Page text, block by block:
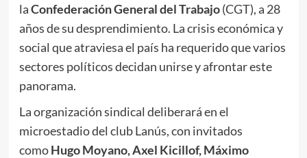
laConfederación General del Trabajo(CGT), a 28
años de su desprendimiento. La crisis económica y
social que atraviesa el país ha requerido que varios
sectores políticos decidan unirse y afrontar este
panorama.
La organización sindical deliberará en el
microestadio del club Lanús, con invitados
comoHugo Moyano, Axel Kicillof, Máximo